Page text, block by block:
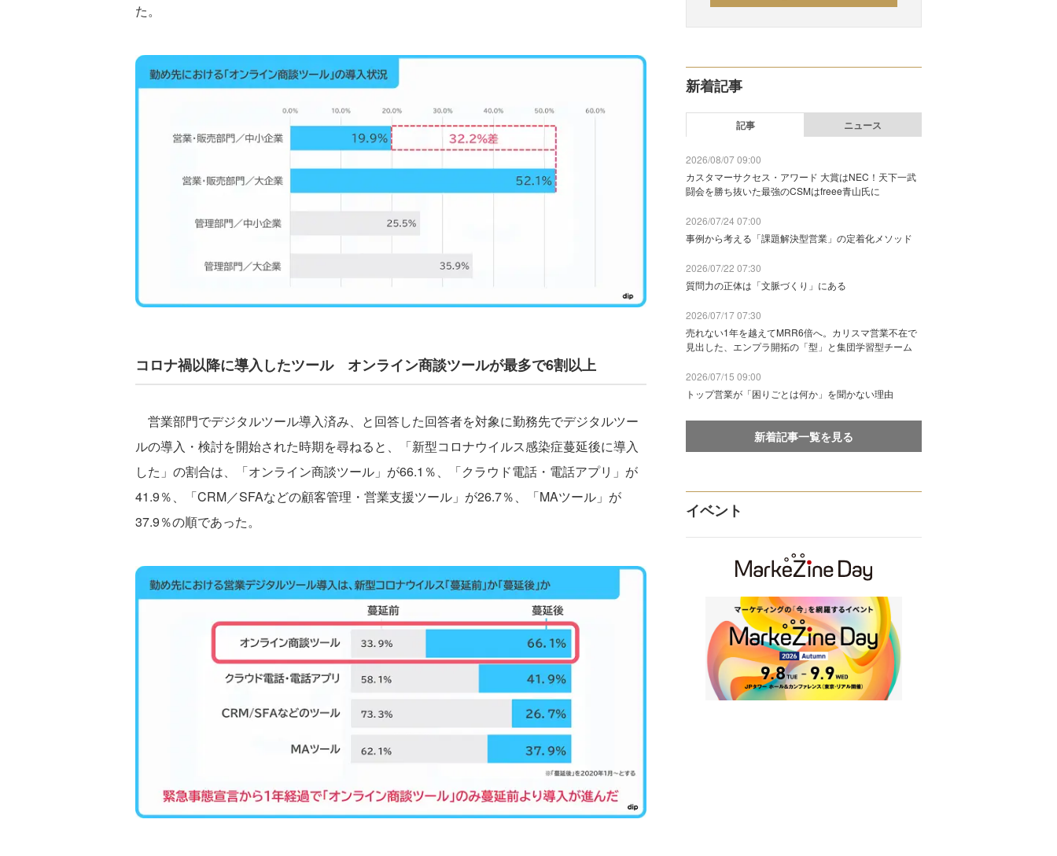
た。
コロナ禍以降に導入したツール オンライン商談ツールが最多で6割以上
営業部門でデジタルツール導入済み、と回答した回答者を対象に勤務先でデジタルツー
ルの導入・検討を開始された時期を尋ねると、「新型コロナウイルス感染症蔓延後に導入
した」の割合は、「オンライン商談ツール」が66.1％、「クラウド電話・電話アプリ」が
41.9％、「CRM／SFAなどの顧客管理・営業支援ツール」が26.7％、「MAツール」が
37.9％の順であった。
新着記事
記事 ニュース
2026/08/07 09:00
カスタマーサクセス・アワード 大賞はNEC！天下一武
闘会を勝ち抜いた最強のCSMはfreee青山氏に
2026/07/24 07:00
事例から考える「課題解決型営業」の定着化メソッド
2026/07/22 07:30
質問力の正体は「文脈づくり」にある
2026/07/17 07:30
売れない1年を越えてMRR6倍へ。カリスマ営業不在で
見出した、エンプラ開拓の「型」と集団学習型チーム
2026/07/15 09:00
トップ営業が「困りごとは何か」を聞かない理由
新着記事一覧を見る
イベント